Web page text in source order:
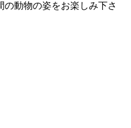
動物の姿をお楽しみ下さ